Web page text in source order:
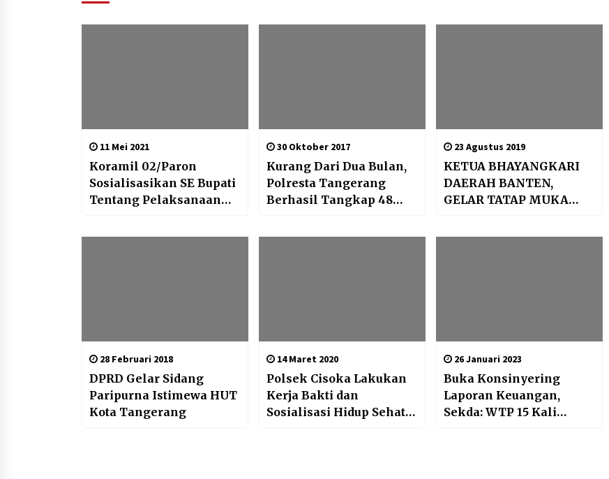
11 Mei 2021
Koramil 02/Paron
Sosialisasikan SE Bupati
Tentang Pelaksanaan
30 Oktober 2017
Kurang Dari Dua Bulan,
Polresta Tangerang
Berhasil Tangkap 48
23 Agustus 2019
KETUA BHAYANGKARI
DAERAH BANTEN,
GELAR TATAP MUKA
CABANG LEBAK
28 Februari 2018
DPRD Gelar Sidang
Paripurna Istimewa HUT
Kota Tangerang
14 Maret 2020
Polsek Cisoka Lakukan
Kerja Bakti dan
Sosialisasi Hidup Sehat
26 Januari 2023
Buka Konsinyering
Laporan Keuangan,
Sekda: WTP 15 Kali